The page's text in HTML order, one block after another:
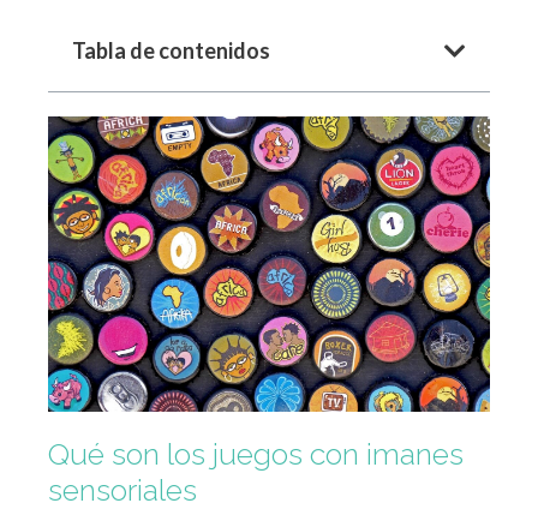
Tabla de contenidos
Qué son los juegos con imanes
sensoriales